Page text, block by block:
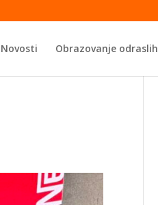
Novosti Obrazovanje odraslih